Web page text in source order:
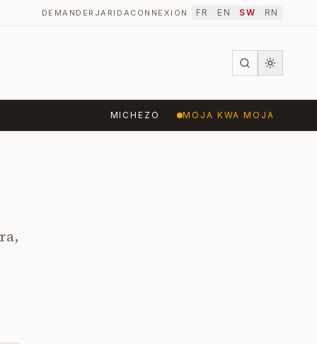
DEMANDER JARIDA CONNEXION · FR EN SW RN
MICHEZO MOJA KWA MOJA